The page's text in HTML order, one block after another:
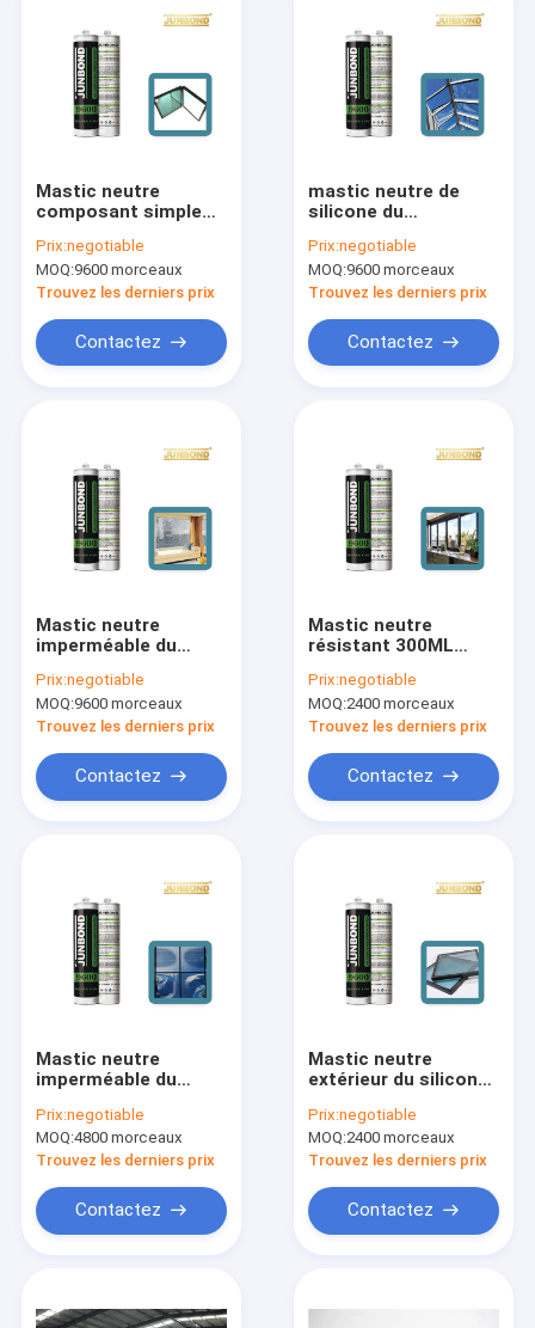
Des produits
Au sujet de nous
Visite d'usine
Demandez une citation
News
mastic neutre de silicone
Mastic de silicone de construction
Mastic en verre isolant
Anti mastic de rouille
Mastic de silicone d'aquarium
Mastic neutre
composant simple
pour des résultats
fiables et durables
Prix:negotiable
MOQ:9600 morceaux
Trouvez les derniers prix
Contactez
mastic neutre de
silicone du
non-toxique pour le
toit JB9600 de porte
de fenêtre
Prix:negotiable
MOQ:9600 morceaux
Trouvez les derniers prix
Contactez
Mastic neutre
imperméable du
les panneaux en
aluminium de fenêtre
Prix:negotiable
MOQ:9600 morceaux
Trouvez les derniers prix
Contactez
Mastic neutre
résistant 300ML
de silicone de temps
Prix:negotiable
MOQ:2400 morceaux
Trouvez les derniers prix
Contactez
Mastic neutre
imperméable du
le mur rideau en verre
de construction
Prix:negotiable
MOQ:4800 morceaux
Trouvez les derniers prix
Contactez
Mastic neutre
extérieur du silicone
de construction
Prix:negotiable
MOQ:2400 morceaux
Trouvez les derniers prix
Contactez